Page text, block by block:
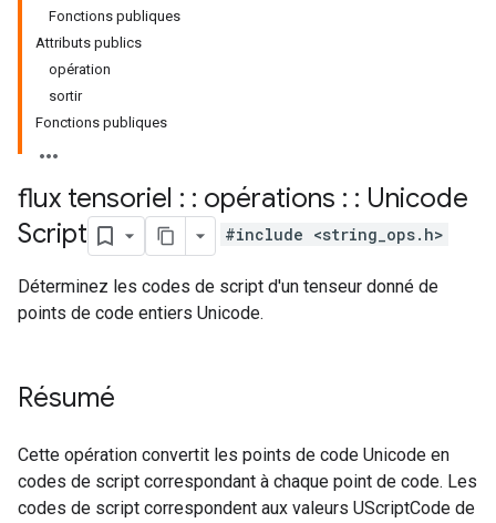
Fonctions publiques
Attributs publics
opération
sortir
Fonctions publiques
flux tensoriel : : opérations : : Unicode
Script
#include <string_ops.h>
Déterminez les codes de script d'un tenseur donné de
points de code entiers Unicode.
Résumé
Cette opération convertit les points de code Unicode en
codes de script correspondant à chaque point de code. Les
codes de script correspondent aux valeurs UScriptCode de